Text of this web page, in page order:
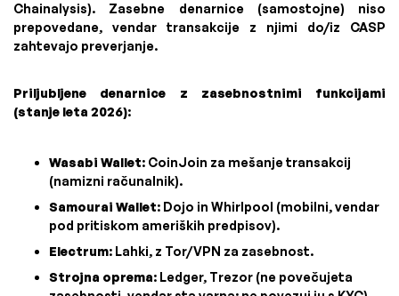
Chainalysis). Zasebne denarnice (samostojne) niso
prepovedane, vendar transakcije z njimi do/iz CASP
zahtevajo preverjanje.
Priljubljene denarnice z zasebnostnimi funkcijami
(stanje leta 2026):
Wasabi Wallet: CoinJoin za mešanje transakcij
(namizni računalnik).
Samourai Wallet: Dojo in Whirlpool (mobilni, vendar
pod pritiskom ameriških predpisov).
Electrum: Lahki, z Tor/VPN za zasebnost.
Strojna oprema: Ledger, Trezor (ne povečujeta